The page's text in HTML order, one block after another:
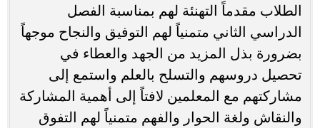
الطلاب مقدماً التهنئة لهم بمناسبة الفصل
الدراسي الثاني متمنياً لهم التوفيق والنجاح موجهاً
بضرورة بذل المزيد من الجهد والعطاء في
تحصيل دروسهم والتسلح بالعلم واستمع إلى
مشاركتهم مع المعلمين لافتاً إلى أهمية المشاركة
والنقاش ولغة الحوار والفهم متمنياً لهم التفوق